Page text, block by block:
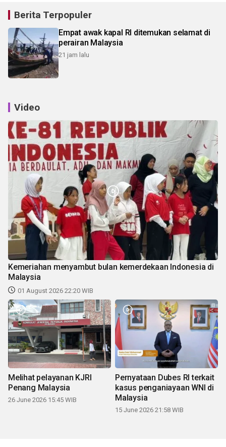
Berita Terpopuler
Empat awak kapal RI ditemukan selamat di
perairan Malaysia
21 jam lalu
Video
Kemeriahan menyambut bulan kemerdekaan Indonesia di
Malaysia
01 August 2026 22:20 WIB
Melihat pelayanan KJRI
Penang Malaysia
26 June 2026 15:45 WIB
Pernyataan Dubes RI terkait
kasus penganiayaan WNI di
Malaysia
15 June 2026 21:58 WIB